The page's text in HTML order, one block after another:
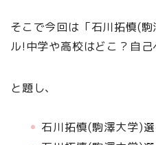
そこで今回は「石川拓慎(
ル!中学や高校はどこ？自己
と題し、
石川拓慎(駒澤大学)